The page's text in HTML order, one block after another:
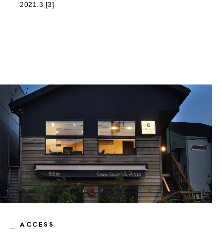
2021.3 [3]
ACCESS